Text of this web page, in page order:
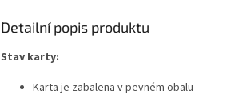
Detailní popis produktu
Stav karty:
Karta je zabalena v pevném obalu